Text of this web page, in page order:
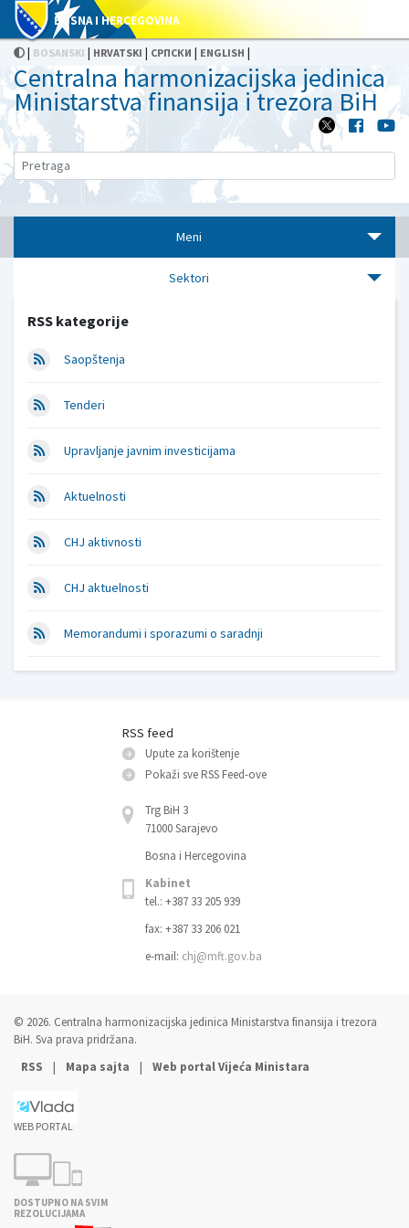
BOSNA I HERCEGOVINA
| BOSANSKI | HRVATSKI | СРПСКИ | ENGLISH |
Centralna harmonizacijska jedinica
Ministarstva finansija i trezora BiH
Meni
Sektori
RSS kategorije
Saopštenja
Tenderi
Upravljanje javnim investicijama
Aktuelnosti
CHJ aktivnosti
CHJ aktuelnosti
Memorandumi i sporazumi o saradnji
RSS feed
Upute za korištenje
Pokaži sve RSS Feed-оve
Trg BiH 3
71000 Sarajevo
Bosna i Hercegovina
Kabinet
tel.: +387 33 205 939
fax: +387 33 206 021
e-mail: chj@mft.gov.ba
© 2026. Centralna harmonizacijska jedinica Ministarstva finansija i trezora
BiH. Sva prava pridržana.
RSS
| Mapa sajta | Web portal Vijeća Ministara
WEB PORTAL
DOSTUPNO NA SVIM
REZOLUCIJAMA